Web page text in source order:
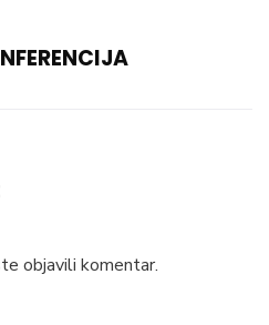
objavili komentar.